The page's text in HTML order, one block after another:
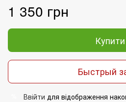
1 350 грн
Купити
Быстрый
Ввійти для відображення